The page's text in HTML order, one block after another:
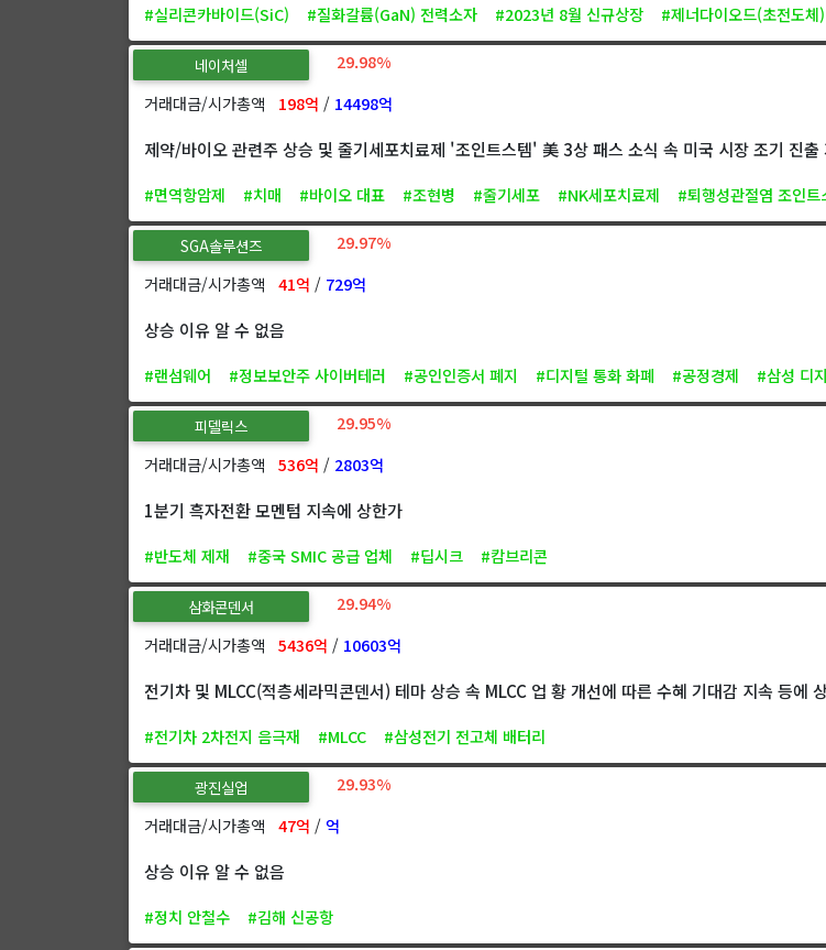
#실리콘카바이드(SiC) #질화갈륨(GaN) 전력소자 #2023년 8월 신규상장 #제너다이오드(초전도체)
네이처셀
29.98%
거래대금/시가총액 198억 / 14498억
제약/바이오 관련주 상승 및 줄기세포치료제 '조인트스템' 美 3상 패스 소식 속 미국 시장 조기 진출
#면역항암제 #치매 #바이오 대표 #조현병 #줄기세포 #NK세포치료제 #퇴행성관절염 조인트
SGA솔루션즈
29.97%
거래대금/시가총액 41억 / 729억
상승 이유 알 수 없음
#랜섬웨어 #정보보안주 사이버테러 #공인인증서 폐지 #디지털 통화 화폐 #공정경제 #삼성 디
피델릭스
29.95%
거래대금/시가총액 536억 / 2803억
1분기 흑자전환 모멘텀 지속에 상한가
#반도체 제재 #중국 SMIC 공급 업체 #딥시크 #캄브리콘
삼화콘덴서
29.94%
거래대금/시가총액 5436억 / 10603억
전기차 및 MLCC(적층세라믹콘덴서) 테마 상승 속 MLCC 업 황 개선에 따른 수혜 기대감 지속 등에
#전기차 2차전지 음극재 #MLCC #삼성전기 전고체 배터리
광진실업
29.93%
거래대금/시가총액 47억 /억
상승 이유 알 수 없음
#정치 안철수 #김해 신공항